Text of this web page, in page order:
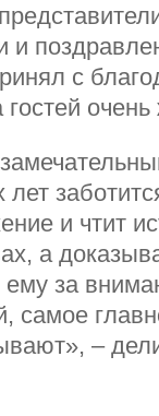
и
с
гостей
и чтит
а
ему за
самое
–